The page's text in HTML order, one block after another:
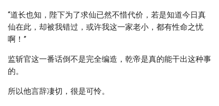
“道长也知，陛下为了求仙已然不惜代价，若是知道今日真
仙在此，却被我错过，或许我这一家老小，都有性命之忧
啊！”
监斩官这一番话倒不是完全编造，乾帝是真的能干出这种事
的。
所以他言辞凄切，很是可怜。